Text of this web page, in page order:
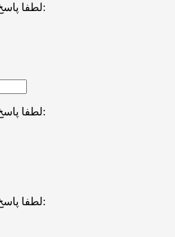
لطفا پاسخ را به عدد انگلیسی وارد کنید:
لطفا پاسخ را به عدد انگلیسی وارد کنید:
لطفا پاسخ را به عدد انگلیسی وارد کنید: